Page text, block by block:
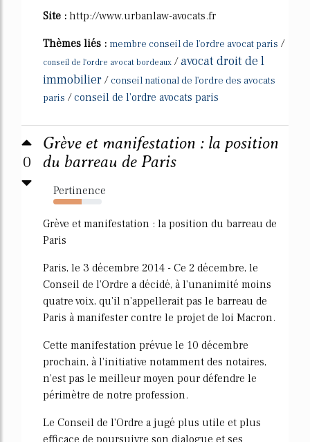
Site : http://www.urbanlaw-avocats.fr
Thèmes liés : membre conseil de l'ordre avocat paris /
conseil de l'ordre avocat bordeaux /avocat droit de l
immobilier / conseil national de l'ordre des avocats
paris /conseil de l'ordre avocats paris
0
Grève et manifestation : la position
du barreau de Paris
Pertinence
59%
Grève et manifestation : la position du barreau de
Paris
Paris, le 3 décembre 2014 - Ce 2 décembre, le
Conseil de l'Ordre a décidé, à l'unanimité moins
quatre voix, qu'il n'appellerait pas le barreau de
Paris à manifester contre le projet de loi Macron.
Cette manifestation prévue le 10 décembre
prochain, à l'initiative notamment des notaires,
n'est pas le meilleur moyen pour défendre le
périmètre de notre profession.
Le Conseil de l'Ordre a jugé plus utile et plus
efficace de poursuivre son dialogue et ses